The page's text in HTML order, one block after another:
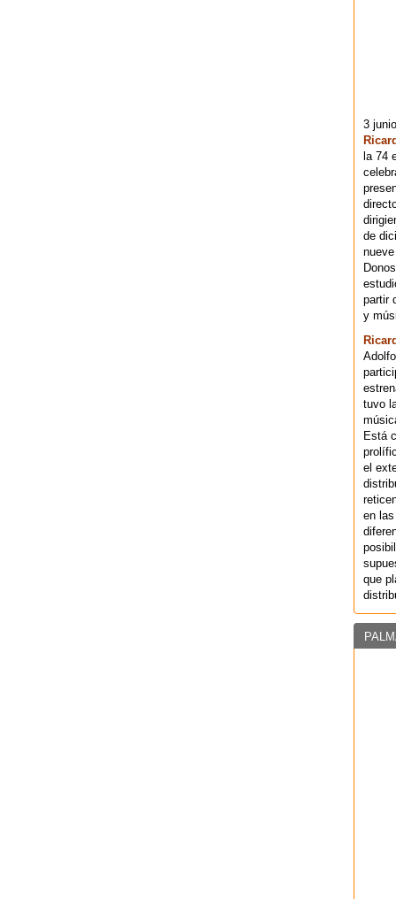
3
la 74
de
partir
y
tuvo
Está
el
en
que